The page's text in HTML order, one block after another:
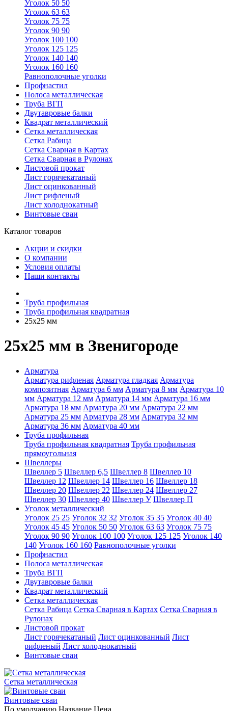
Уголок 50 50
Уголок 63 63
Уголок 75 75
Уголок 90 90
Уголок 100 100
Уголок 125 125
Уголок 140 140
Уголок 160 160
Равнополочные уголки
Профнастил
Полоса металлическая
Труба ВГП
Двутавровые балки
Квадрат металлический
Сетка металлическая
Сетка Рабица
Сетка Сварная в Картах
Сетка Сварная в Рулонах
Листовой прокат
Лист горячекатаный
Лист оцинкованный
Лист рифленый
Лист холоднокатный
Винтовые сваи
Каталог товаров
Акции и скидки
О компании
Условия оплаты
Наши контакты
Труба профильная
Труба профильная квадратная
25х25 мм
25х25 мм в Звенигороде
Арматура
Арматура рифленая Арматура гладкая Арматура
композитная Арматура 6 мм Арматура 8 мм Арматура 10
мм Арматура 12 мм Арматура 14 мм Арматура 16 мм
Арматура 18 мм Арматура 20 мм Арматура 22 мм
Арматура 25 мм Арматура 28 мм Арматура 32 мм
Арматура 36 мм Арматура 40 мм
Труба профильная
Труба профильная квадратная Труба профильная
прямоугольная
Швеллеры
Швеллер 5 Швеллер 6,5 Швеллер 8 Швеллер 10
Швеллер 12 Швеллер 14 Швеллер 16 Швеллер 18
Швеллер 20 Швеллер 22 Швеллер 24 Швеллер 27
Швеллер 30 Швеллер 40 Швеллер У Швеллер П
Уголок металлический
Уголок 25 25 Уголок 32 32 Уголок 35 35 Уголок 40 40
Уголок 45 45 Уголок 50 50 Уголок 63 63 Уголок 75 75
Уголок 90 90 Уголок 100 100 Уголок 125 125 Уголок 140
140 Уголок 160 160 Равнополочные уголки
Профнастил
Полоса металлическая
Труба ВГП
Двутавровые балки
Квадрат металлический
Сетка металлическая
Сетка Рабица Сетка Сварная в Картах Сетка Сварная в
Рулонах
Листовой прокат
Лист горячекатаный Лист оцинкованный Лист
рифленый Лист холоднокатный
Винтовые сваи
Сетка металлическая
Винтовые сваи
По умолчанию Название Цена